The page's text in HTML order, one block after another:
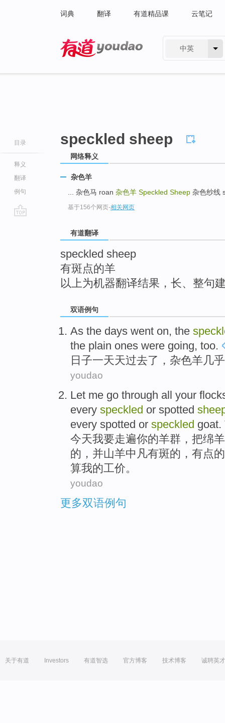
词典 翻译 有道精品课 云笔记
中英
目录
释义
翻译
例句
speckled sheep
网络释义
杂色羊
... 杂色马 roan 杂色羊 Speckled Sheep 杂色纱线
基于156个网页-相关网页
有道翻译
speckled sheep
有斑点的羊
以上为机器翻译结果，长、整句
双语例句
As the days went on, the
the plain ones were going, too.
日子一天天过去了， 杂色羊几乎
youdao
Let me go through all your
every speckled or spotted
every spotted or speckled goat.
今天我要走遍你的羊群 ， 把绵羊
的，并山羊中凡有斑的，有点
算我的工价。
youdao
更多双语例句
关于有道 Investors 有道智选 官方博客 技术博客 诚聘英才